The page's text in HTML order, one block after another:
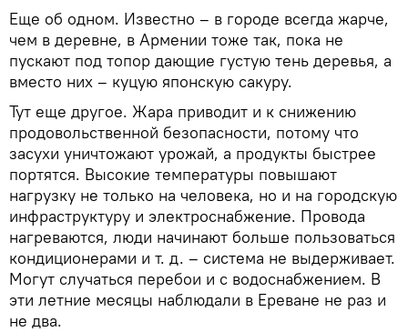
Еще об одном. Известно – в городе всегда жарче,
чем в деревне, в Армении тоже так, пока не
пускают под топор дающие густую тень деревья, а
вместо них – куцую японскую сакуру.
Тут еще другое. Жара приводит и к снижению
продовольственной безопасности, потому что
засухи уничтожают урожай, а продукты быстрее
портятся. Высокие температуры повышают
нагрузку не только на человека, но и на городскую
инфраструктуру и электроснабжение. Провода
нагреваются, люди начинают больше пользоваться
кондиционерами и т. д. – система не выдерживает.
Могут случаться перебои и с водоснабжением. В
эти летние месяцы наблюдали в Ереване не раз и
не два.